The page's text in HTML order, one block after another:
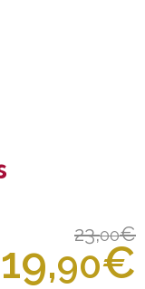
23,00€
19,90€